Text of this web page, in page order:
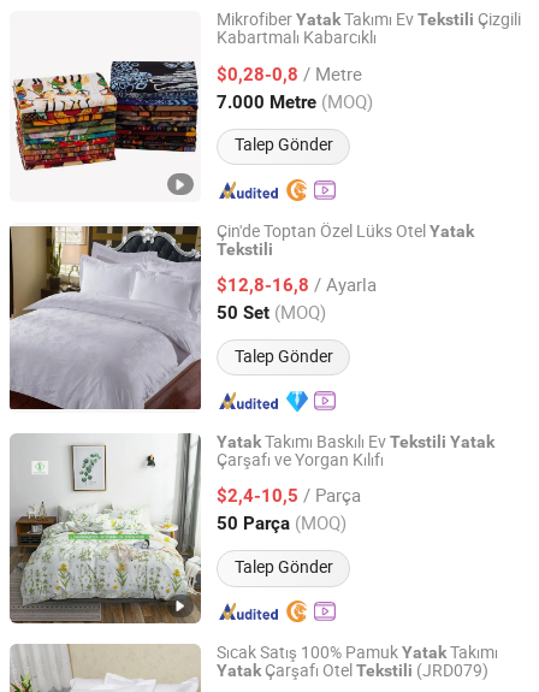
MikrofiberYatakTakımı EvTekstili Çizgili
Kabartmalı Kabarcıklı
$0,28-0,8 / Metre
7.000 Metre (MOQ)
Talep Gönder
Changxing Chenfei Textile Co., Ltd.
Zhejiang, China Fiyat 2025
Çin'de Toptan Özel Lüks OtelYatak
Tekstili
$12,8-16,8 / Ayarla
50 Set (MOQ)
Talep Gönder
Jiangsu Pengyuan Textile Group Co., Ltd.
Jiangsu, China Fiyat 2022
YatakTakımı Baskılı EvTekstili Yatak
Çarşafı ve Yorgan Kılıfı
$2,4-10,5 / Parça
50 Parça (MOQ)
Talep Gönder
Yiwu Shangzhou Co., Ltd.
Zhejiang, China Fiyat 2014
Sıcak Satış 100% PamukYatakTakımı
YatakÇarşafı OtelTekstili (JRD079)
Shanghai General Textile Co., Ltd.